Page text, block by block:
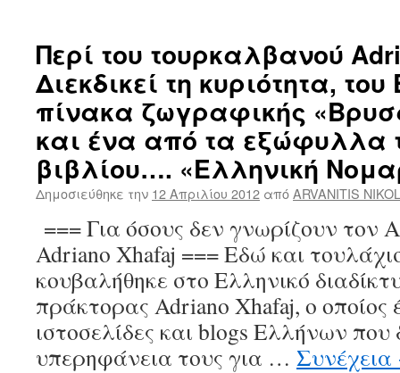
Περί του τουρκαλβανού
Διεκδικεί τη κυριότητα,
πίνακα ζωγραφικής
και ένα από τα εξώφυλλα
βιβλίου…. «Ελληνική
Δημοσιεύθηκε την 12 Απριλίου 2012 απόARVANITIS
=== Για όσους δεν γνωρίζουν
Adriano Xhafaj === Εδώ και
κουβαλήθηκε στο Ελληνικό
πράκτορας Adriano Xhafaj, ο οποίος
ιστοσελίδες και blogs Ελλήνων
υπερηφάνεια τους για … Συνέχεια